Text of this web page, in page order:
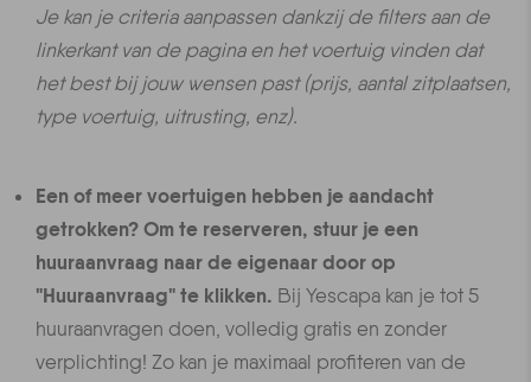
Je kan je criteria aanpassen dankzij de filters aan de
linkerkant van de pagina en het voertuig vinden dat
het best bij jouw wensen past (prijs, aantal zitplaatsen,
type voertuig, uitrusting, enz).
Een of meer voertuigen hebben je aandacht
getrokken? Om te reserveren, stuur je een
huuraanvraag naar de eigenaar door op
"Huuraanvraag" te klikken. Bij Yescapa kan je tot 5
huuraanvragen doen, volledig gratis en zonder
verplichting! Zo kan je maximaal profiteren van de